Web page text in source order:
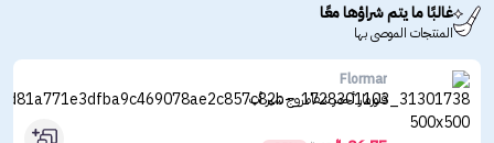
غالبًا ما يتم شراؤها معًا
المنتجات الموصى بها
Flormar
فلورمار أحمر شفاه روج شير أب